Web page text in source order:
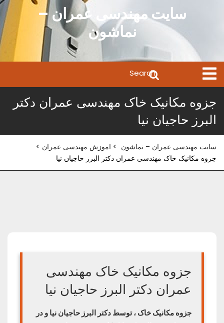
سایت مهندسی عمران –
نماشون
Open
Menu
for:
جزوه مکانیک خاک مهندسی عمران دکتر
البرز حاجیان نیا
سایت مهندسی عمران – نماشون > اموزش مهندسی عمران >
جزوه مکانیک خاک مهندسی عمران دکتر البرز حاجیان نیا
جزوه مکانیک خاک مهندسی
عمران دکتر البرز حاجیان نیا
جزوه مکانیک خاک ، توسط دکتر البرز حاجیان نیا و در